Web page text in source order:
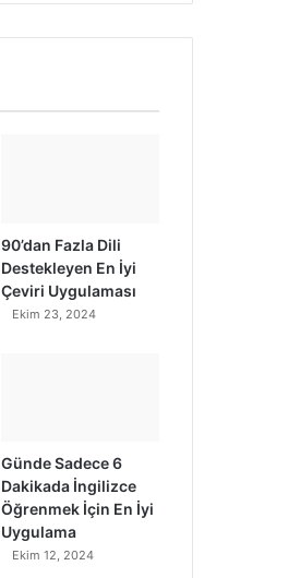
90’dan Fazla Dili
Destekleyen En İyi
Çeviri Uygulaması
Ekim 23, 2024
Günde Sadece 6
Dakikada İngilizce
Öğrenmek İçin En İyi
Uygulama
Ekim 12, 2024